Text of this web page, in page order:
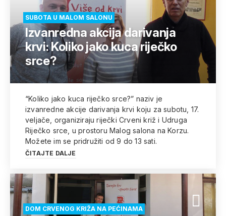
SUBOTA U MALOM SALONU
Izvanredna akcija darivanja
krvi: Koliko jako kuca riječko
srce?
“Koliko jako kuca riječko srce?” naziv je
izvanredne akcije darivanja krvi koju za subotu, 17.
veljače, organiziraju riječki Crveni križ i Udruga
Riječko srce, u prostoru Malog salona na Korzu.
Možete im se pridružiti od 9 do 13 sati.
ČITAJTE DALJE
DOM CRVENOG KRIŽA NA PEĆINAMA